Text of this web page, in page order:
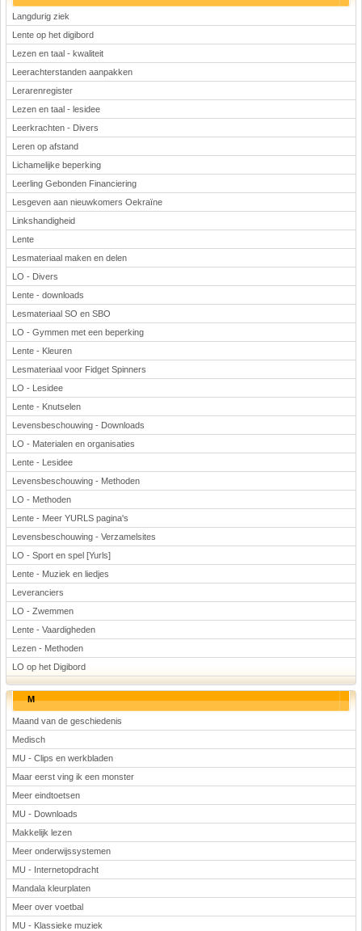
Langdurig ziek
Lente op het digibord
Lezen en taal - kwaliteit
Leerachterstanden aanpakken
Lerarenregister
Lezen en taal - lesidee
Leerkrachten - Divers
Leren op afstand
Lichamelijke beperking
Leerling Gebonden Financiering
Lesgeven aan nieuwkomers Oekraïne
Linkshandigheid
Lente
Lesmateriaal maken en delen
LO - Divers
Lente - downloads
Lesmateriaal SO en SBO
LO - Gymmen met een beperking
Lente - Kleuren
Lesmateriaal voor Fidget Spinners
LO - Lesidee
Lente - Knutselen
Levensbeschouwing - Downloads
LO - Materialen en organisaties
Lente - Lesidee
Levensbeschouwing - Methoden
LO - Methoden
Lente - Meer YURLS pagina's
Levensbeschouwing - Verzamelsites
LO - Sport en spel [Yurls]
Lente - Muziek en liedjes
Leveranciers
LO - Zwemmen
Lente - Vaardigheden
Lezen - Methoden
LO op het Digibord
M
Maand van de geschiedenis
Medisch
MU - Clips en werkbladen
Maar eerst ving ik een monster
Meer eindtoetsen
MU - Downloads
Makkelijk lezen
Meer onderwijssystemen
MU - Internetopdracht
Mandala kleurplaten
Meer over voetbal
MU - Klassieke muziek